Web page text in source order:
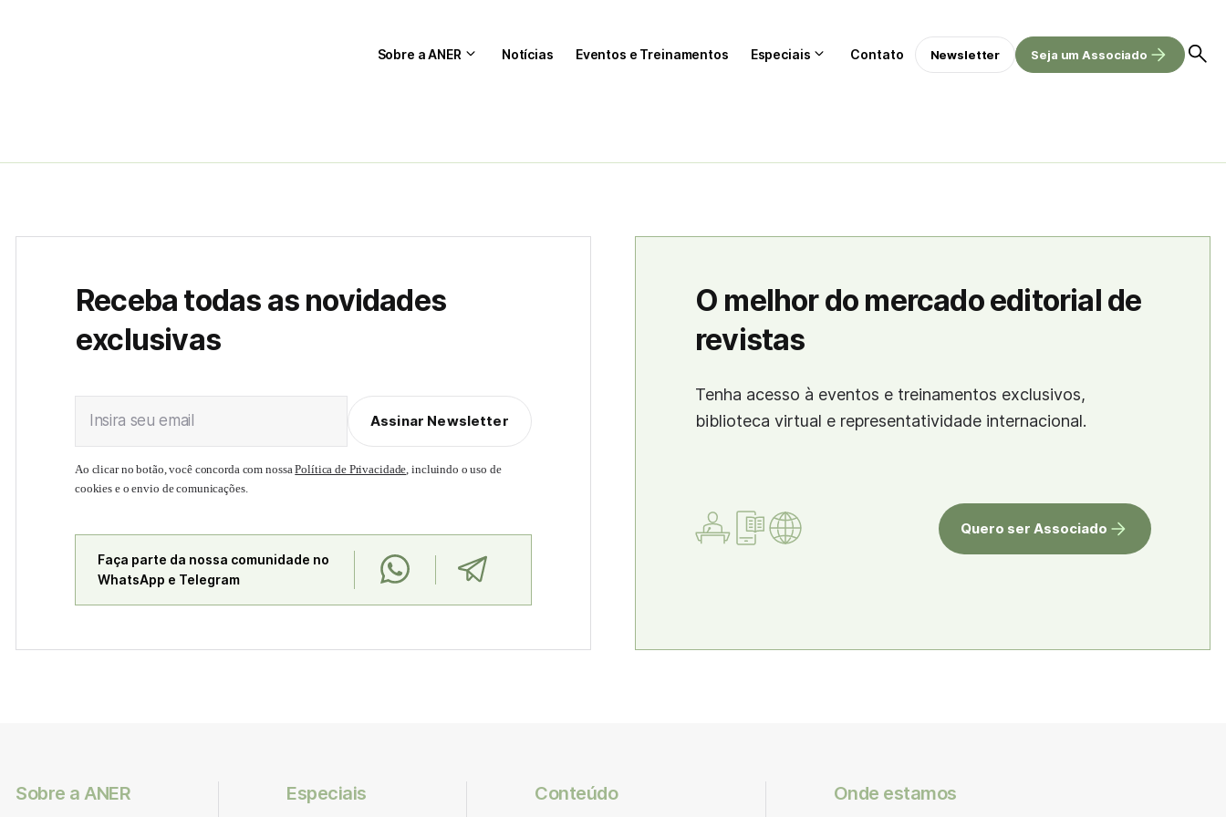
Sobre a ANER Notícias Eventos e Treinamentos Especiais Contato Newsletter Seja um Associado
Receba todas as novidades
exclusivas
Insira seu email Assinar Newsletter
Ao clicar no botão, você concorda com nossaPolítica de Privacidade, incluindo o uso de
cookies e o envio de comunicações.
Faça parte da nossa comunidade no
WhatsApp e Telegram
O melhor do mercado editorial de
revistas
Tenha acesso à eventos e treinamentos exclusivos,
biblioteca virtual e representatividade internacional.
Quero ser Associado
Sobre a ANER Especiais Conteúdo Onde estamos